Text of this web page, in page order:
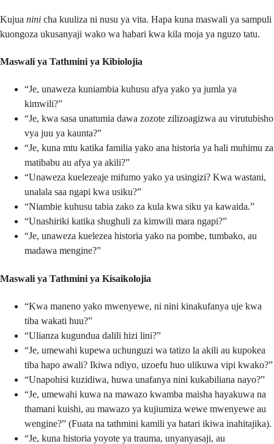
Kujua nini cha kuuliza ni nusu ya vita. Hapa kuna maswali ya sampuli
kuongoza ukusanyaji wako wa habari kwa kila moja ya nguzo tatu.
Maswali ya Tathmini ya Kibiolojia
“Je, unaweza kuniambia kuhusu afya yako ya jumla ya
kimwili?”
“Je, kwa sasa unatumia dawa zozote zilizoagizwa au virutubisho
vya juu ya kaunta?”
“Je, kuna mtu katika familia yako ana historia ya hali muhimu za
matibabu au afya ya akili?”
“Unaweza kuelezeaje mifumo yako ya usingizi? Kwa wastani,
unalala saa ngapi kwa usiku?”
“Niambie kuhusu tabia zako za kula kwa siku ya kawaida.”
“Unashiriki katika shughuli za kimwili mara ngapi?”
“Je, unaweza kuelezea historia yako na pombe, tumbako, au
madawa mengine?”
Maswali ya Tathmini ya Kisaikolojia
“Kwa maneno yako mwenyewe, ni nini kinakufanya uje kwa
tiba wakati huu?”
“Ulianza kugundua dalili hizi lini?”
“Je, umewahi kupewa uchunguzi wa tatizo la akili au kupokea
tiba hapo awali? Ikiwa ndiyo, uzoefu huo ulikuwa vipi kwako?”
“Unapohisi kuzidiwa, huwa unafanya nini kukabiliana nayo?”
“Je, umewahi kuwa na mawazo kwamba maisha hayakuwa na
thamani kuishi, au mawazo ya kujiumiza wewe mwenyewe au
wengine?” (Fuata na tathmini kamili ya hatari ikiwa inahitajika).
“Je, kuna historia yoyote ya trauma, unyanyasaji, au